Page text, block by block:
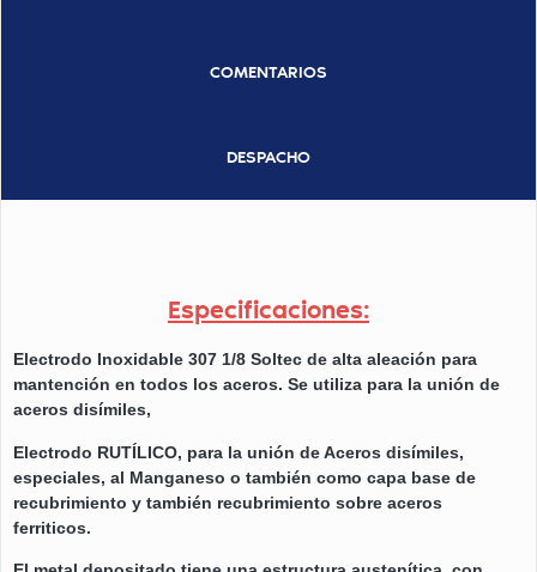
COMENTARIOS
DESPACHO
Especificaciones:
Electrodo Inoxidable 307 1/8 Soltec de alta aleación para
mantención en todos los aceros. Se utiliza para la unión de
aceros disímiles,
Electrodo RUTÍLICO, para la unión de Aceros disímiles,
especiales, al Manganeso o también como capa base de
recubrimiento y también recubrimiento sobre aceros
ferriticos.